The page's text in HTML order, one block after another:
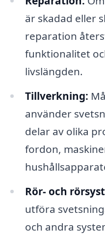
är skadad eller
reparation
funktionalitet
livslängden.
Tillverkning:
använder
delar av olika
fordon,
Rör- och
utföra
och andra